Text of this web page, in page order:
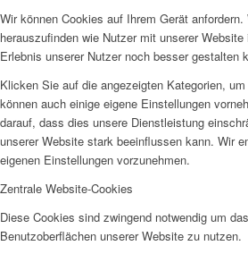
Wir können Cookies auf Ihrem Gerät
herauszufinden wie Nutzer mit unserer
Erlebnis unserer Nutzer noch besser gestalten
Klicken Sie auf die angezeigten Kategorien,
können auch einige eigene Einstellungen
darauf, dass dies unsere Dienstleistung
unserer Website stark beeinflussen kann. Wir
eigenen Einstellungen vorzunehmen.
Zentrale Website-Cookies
Diese Cookies sind zwingend notwendig um
Benutzoberflächen unserer Website zu nutzen.